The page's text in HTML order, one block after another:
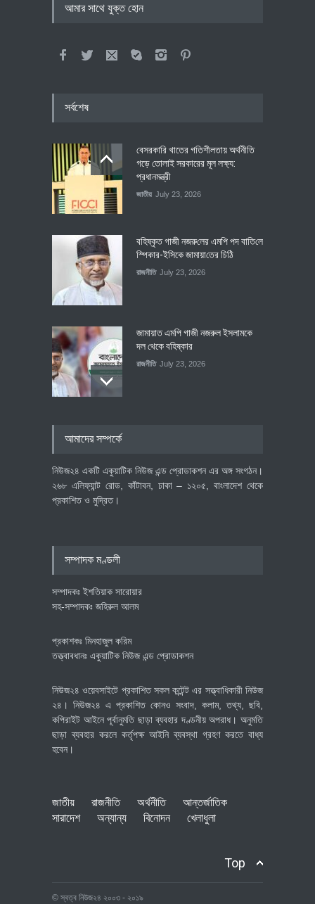
আমার সাথে যুক্ত হোন
সর্বশেষ
বেসরকারি খাতের গতিশীলতায় অর্থনীতি
গড়ে তোলাই সরকারের মূল লক্ষ্য:
প্রধানমন্ত্রী
জাতীয় July 23, 2026
বহিষ্কৃত গাজী নজরু‌লের এম‌পি পদ বা‌তি‌লে
স্পিকার-ইসিকে জামায়া‌তের চি‌ঠি
রাজনীতি July 23, 2026
জামায়াত এমপি গাজী নজরুল ইসলামকে
দল থেকে বহিষ্কার
রাজনীতি July 23, 2026
আমাদের সম্পর্কে
নিউজ২৪ একটি একুয়াটিক নিউজ এন্ড প্রোডাকশন এর অঙ্গ সংগঠন।
২৬৮ এলিফ্যান্ট রোড, কাঁটাবন, ঢাকা – ১২০৫, বাংলাদেশ থেকে
প্রকাশিত ও মুদ্রিত।
সম্পাদক মণ্ডলী
সম্পাদকঃ ইশতিয়াক সারোয়ার
সহ-সম্পাদকঃ জহিরুল আলম
প্রকাশকঃ মিনহাজুল করিম
তত্ত্বাবধানঃ একুয়াটিক নিউজ এন্ড প্রোডাকশন
নিউজ২৪ ওয়েবসাইটে প্রকাশিত সকল কন্টেন্ট এর সত্ত্বাধিকারী নিউজ
২৪। নিউজ২৪ এ প্রকাশিত কোনও সংবাদ, কলাম, তথ্য, ছবি,
কপিরাইট আইনে পূর্বানুমতি ছাড়া ব্যবহার দণ্ডনীয় অপরাধ। অনুমতি
ছাড়া ব্যবহার করলে কর্তৃপক্ষ আইনি ব্যবস্থা গ্রহণ করতে বাধ্য
হবেন।
জাতীয় রাজনীতি অর্থনীতি
আন্তর্জাতিক
সারাদেশ
অন্যান্য বিনোদন খেলাধুলা
Top
© স্বত্ব নিউজ২৪ ২০০৩ - ২০১৯